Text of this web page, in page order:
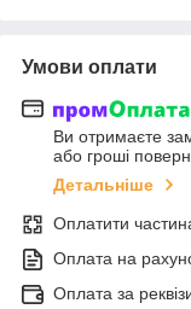
Умови оплати
Ви отримаєте
або гроші
Детальніше
Оплатити
Оплата на
Оплата за